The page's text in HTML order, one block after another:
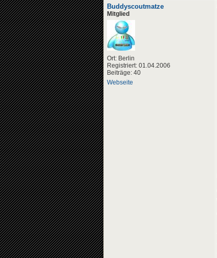
Buddyscoutmatze
Mitglied
Ort: Berlin
Registriert: 01.04.2006
Beiträge: 40
Webseite